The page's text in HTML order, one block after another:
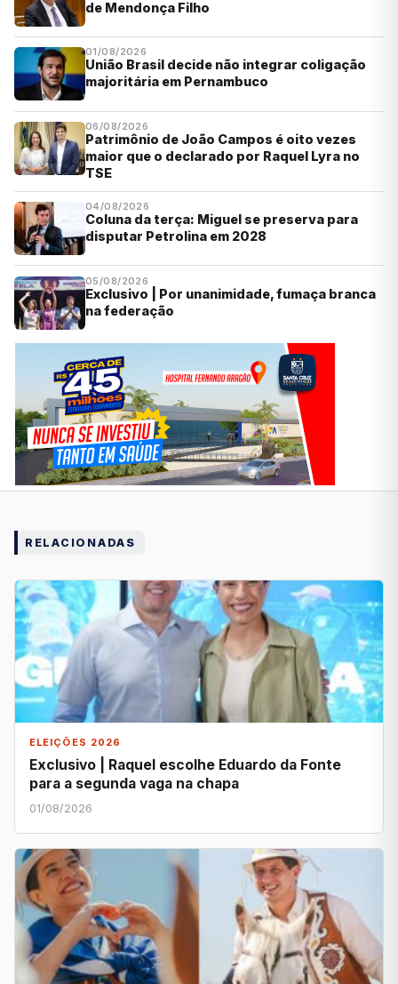
de Mendonça Filho
01/08/2026
União Brasil decide não integrar coligação
majoritária em Pernambuco
06/08/2026
Patrimônio de João Campos é oito vezes
maior que o declarado por Raquel Lyra no
TSE
04/08/2026
Coluna da terça: Miguel se preserva para
disputar Petrolina em 2028
05/08/2026
Exclusivo | Por unanimidade, fumaça branca
na federação
RELACIONADAS
ELEIÇÕES 2026
Exclusivo | Raquel escolhe Eduardo da Fonte
para a segunda vaga na chapa
01/08/2026